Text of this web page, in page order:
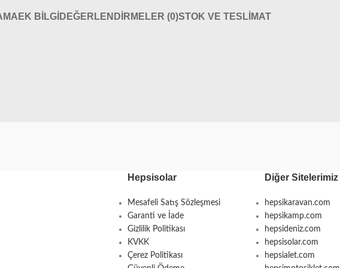
EK BILGI DEĞERLENDIRMELER (0)STOK VE TESLIMAT
Hepsisolar
Mesafeli Satış Sözleşmesi
Garanti ve İade
Gizlilik Politikası
KVKK
Çerez Politikası
Diğer Sitelerimiz
hepsikaravan.com
hepsikamp.com
hepsideniz.com
hepsisolar.com
hepsialet.com